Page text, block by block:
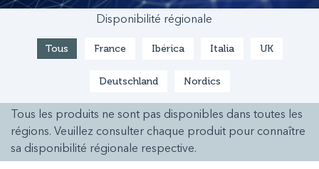
Disponibilité régionale
Tous France Ibérica Italia UK
Deutschland Nordics
Tous les produits ne sont pas disponibles dans toutes les
régions. Veuillez consulter chaque produit pour connaître
sa disponibilité régionale respective.